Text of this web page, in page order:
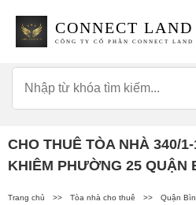
CONNECT LAND
CÔNG TY CỔ PHẦN CONNECT LAND
CHO THUÊ TÒA NHÀ 340/
KHIÊM PHƯỜNG 25 QUẬN
Trang chủ >> Tòa nhà cho thuê >> Quận